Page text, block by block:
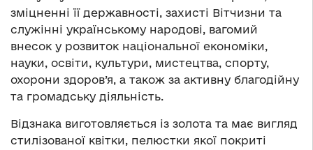
зміцненні її державності, захисті Вітчизни та
служінні українському народові, вагомий
внесок у розвиток національної економіки,
науки, освіти, культури, мистецтва, спорту,
охорони здоров’я, а також за активну благодійну
та громадську діяльність.
Відзнака виготовляється із золота та має вигляд
стилізованої квітки, пелюстки якої покриті